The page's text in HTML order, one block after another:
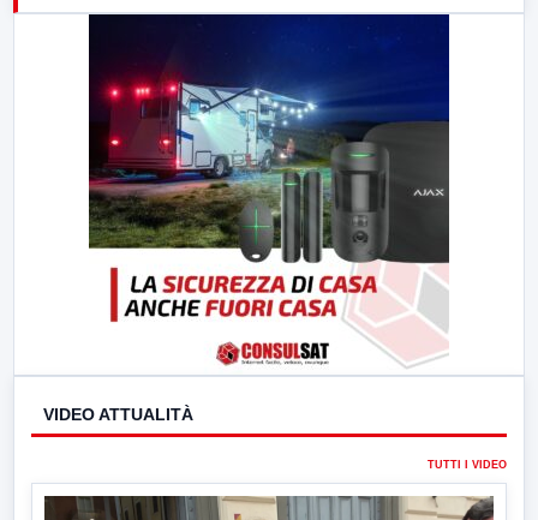
VIDEO ATTUALITÀ
TUTTI I VIDEO